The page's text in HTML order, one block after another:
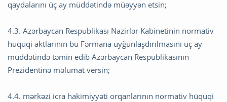
qaydalarını üç ay müddətində müəyyən etsin;
4.3. Azərbaycan Respublikası Nazirlər Kabinetinin normativ
hüquqi aktlarının bu Fərmana uyğunlaşdırılmasını üç ay
müddətində təmin edib Azərbaycan Respublikasının
Prezidentinə məlumat versin;
4.4. mərkəzi icra hakimiyyəti orqanlarının normativ hüquqi